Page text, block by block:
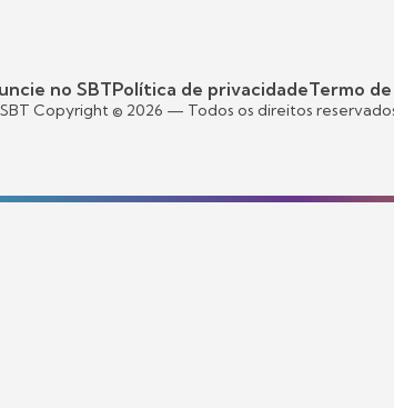
no SBTPolítica de privacidadeTermo de
SBT Copyright © 2026 — Todos os direitos